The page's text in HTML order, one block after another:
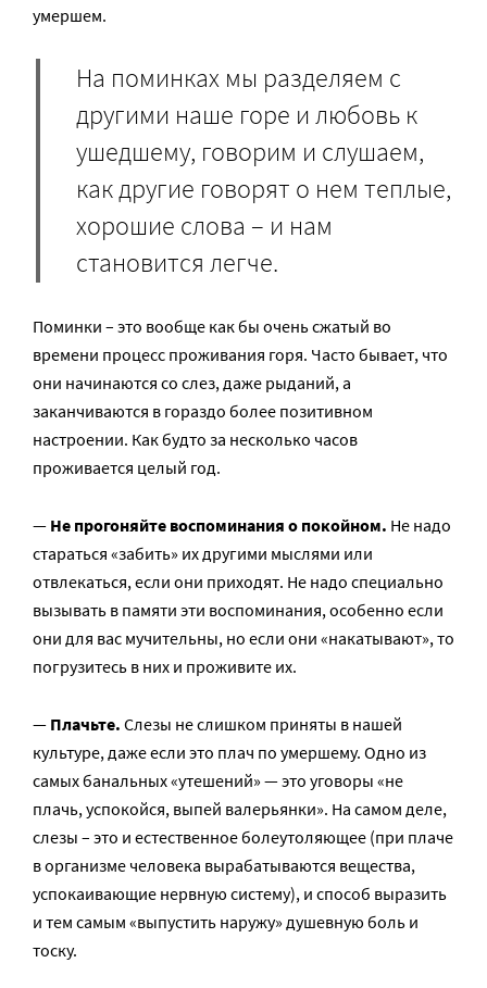
умершем.
На поминках мы разделяем с
другими наше горе и любовь к
ушедшему, говорим и слушаем,
как другие говорят о нем теплые,
хорошие слова – и нам
становится легче.
Поминки – это вообще как бы очень сжатый во
времени процесс проживания горя. Часто бывает, что
они начинаются со слез, даже рыданий, а
заканчиваются в гораздо более позитивном
настроении. Как будто за несколько часов
проживается целый год.
— Не прогоняйте воспоминания о покойном. Не надо
стараться «забить» их другими мыслями или
отвлекаться, если они приходят. Не надо специально
вызывать в памяти эти воспоминания, особенно если
они для вас мучительны, но если они «накатывают», то
погрузитесь в них и проживите их.
— Плачьте. Слезы не слишком приняты в нашей
культуре, даже если это плач по умершему. Одно из
самых банальных «утешений» — это уговоры «не
плачь, успокойся, выпей валерьянки». На самом деле,
слезы – это и естественное болеутоляющее (при плаче
в организме человека вырабатываются вещества,
успокаивающие нервную систему), и способ выразить
и тем самым «выпустить наружу» душевную боль и
тоску.